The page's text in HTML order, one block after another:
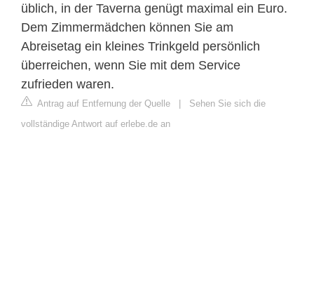
üblich, in der Taverna genügt maximal ein Euro.
Dem Zimmermädchen können Sie am
Abreisetag ein kleines Trinkgeld persönlich
überreichen, wenn Sie mit dem Service
zufrieden waren.
Antrag auf Entfernung der Quelle | Sehen Sie sich die
vollständige Antwort auf erlebe.de an